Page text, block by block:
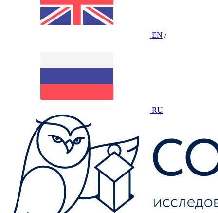
EN /
RU